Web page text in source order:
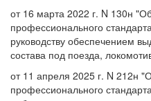
от 16 марта 2022 г. N 130н
профессионального
руководству обеспечением
состава под поезда,
от 11 апреля 2025 г. N 212н
профессионального